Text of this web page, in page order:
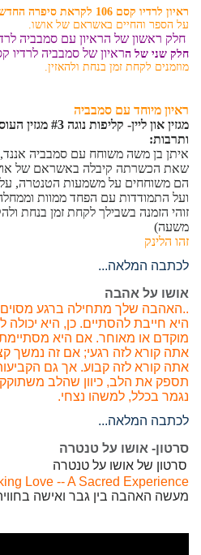
ראיון לרדיו קסם 106 לקראת סיפרה החדש - "התעוררות - חיי עם אושו"
על הספר והחיים באשראם של אושו.
חלק ראשון של הראיון עם סמבביה לרדיו
חלק שני של הראיון של סמבביה לרדיו קסם
מוזמנים לקחת זמן בנחת ולהאזין.
ראיון מיוחד עם סמבביה
מגזין און ליין-
ותרבות:
איתן בן משה משוחח עם סמבביה
שאת הכשרתה קיבלה באשראם של
הם משוחחים על משמעות הטנטרה,
ועל התמודדות עם הפחד ממוות
זוהי הזמנה בשבילך לקחת זמן בנחת
משעה)
זהו הלינק
לכתבה המלאה...
אושו על אהבה
..האהבה שלך מתחילה ברגע מסוים
היא חייבת להסתיים. כן, היא יכולה
מוקדם או מאוחר. אם היא
אתה קורא לזה רגעי; אם זה נמשך
אתה קורא לזה קבוע. אך גם
תספק את הלב, כיוון שהלב
נגמר בכלל, למשהו נצחי.
לכתבה המלאה...
סרטון- אושו על טנטרה
סרטון של אושו על טנטרה
Love -- A Sacred Experience
מעשה האהבה בין גבר ואישה